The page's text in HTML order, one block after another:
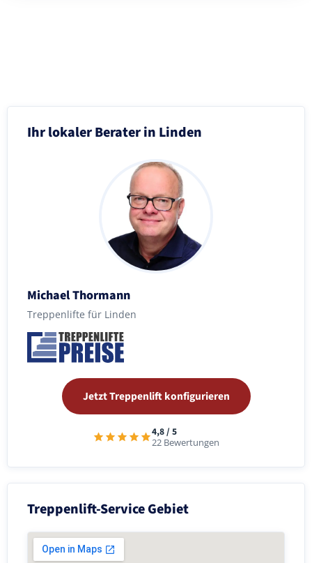
Ihr lokaler Berater in Linden
Michael Thormann
Treppenlifte für Linden
Jetzt Treppenlift konfigurieren
4,8 / 5
22 Bewertungen
Treppenlift-Service Gebiet